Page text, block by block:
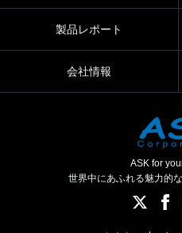
製品レポート
会社情報
ASK for
世界中にあふれる魅力的